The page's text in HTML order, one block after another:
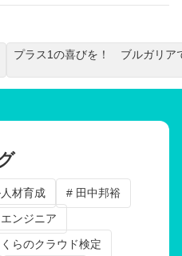
プラス1の喜びを！ ブルガリア
材育成
# 田中邦裕
ンジニア
らのクラウド検定